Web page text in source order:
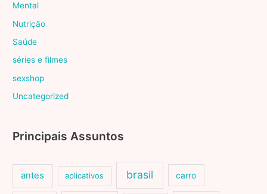
Mental
Nutrição
Saúde
séries e filmes
sexshop
Uncategorized
Principais Assuntos
antes aplicativos brasil carro